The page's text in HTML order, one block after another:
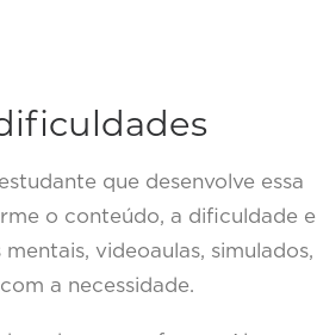
que desenvolve essa
o conteúdo, a dificuldade e
videoaulas, simulados,
a necessidade.